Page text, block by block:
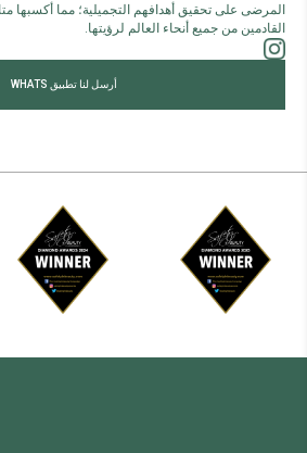
المرضى على تحقيق أهدافهم التجميلية؛ مما أكسبها
القادمين من جميع أنحاء العالم لرؤيتها.
أرسل لنا تطبيق WHATS